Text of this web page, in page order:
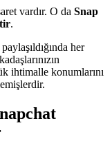
vardır. O da Snap
.
her
ihtimalle konumlarını